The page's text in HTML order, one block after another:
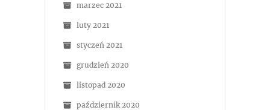
marzec 2021
luty 2021
styczeń 2021
grudzień 2020
listopad 2020
październik 2020